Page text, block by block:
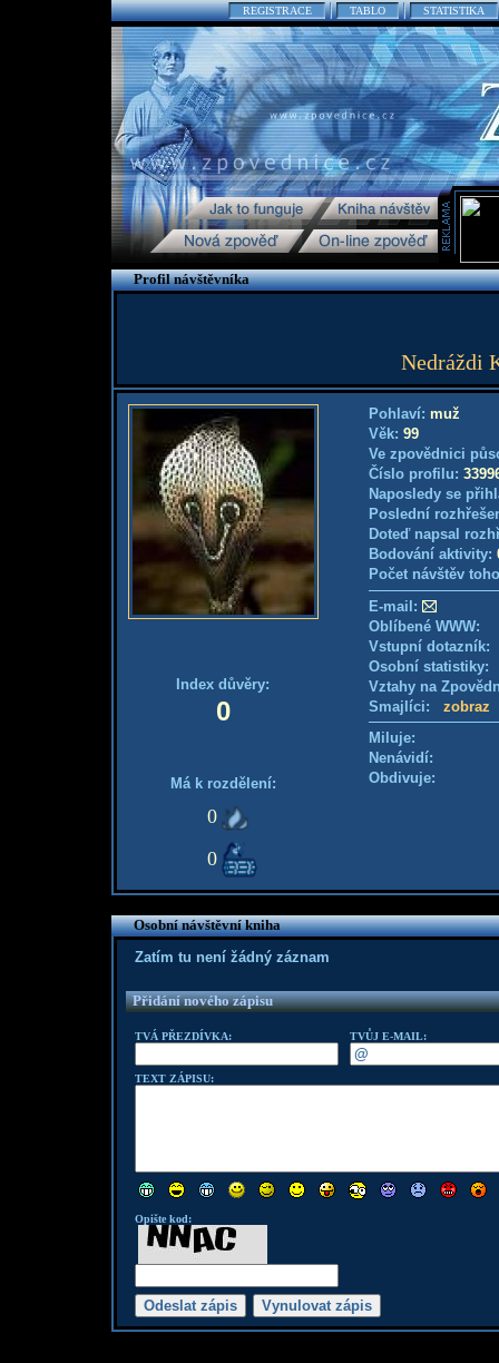
REGISTRACE TABLO STATISTIKA
Profil návštěvníka
Nedráždi
Index důvěry:
0
Má k rozdělení:
0
0
Pohlaví: muž
Věk: 99
Ve zpovědnici
Číslo profilu:
Naposledy se
Poslední
Doteď napsal
Bodování aktivity:
Počet návštěv
E-mail:
Oblíbené WWW:
Vstupní
Osobní
Vztahy na
Smajlíci: zobraz
Miluje:
Nenávidí:
Obdivuje:
Osobní návštěvní kniha
Zatím tu není žádný záznam
Přidání nového zápisu
TVÁ PŘEZDÍVKA: TVŮJ E-MAIL:
TEXT ZÁPISU:
Opište kod: